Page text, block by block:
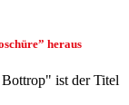
heraus
ist der Titel